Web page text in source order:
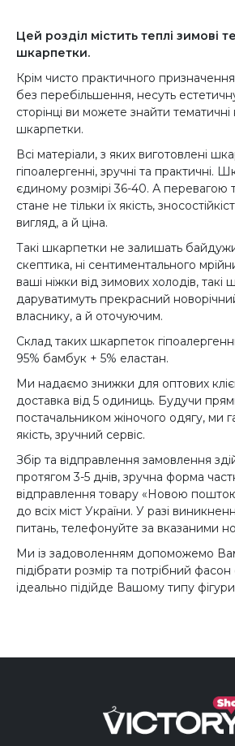
Цей розділ містить теплі зимові
шкарпетки.
Крім чисто практичного
без перебільшення, несуть
сторінці ви можете знайти тематичні
шкарпетки.
Всі матеріали, з яких виготовлені
гіпоалергенні, зручні та практичні.
єдиному розмірі 36-40. А перевагою
стане не тільки їх якість,
вигляд, а й ціна.
Такі шкарпетки не залишать
скептика, ні сентиментального
ваші ніжки від зимових холодів,
даруватимуть прекрасний
власнику, а й оточуючим.
Склад таких шкарпеток
95% бамбук + 5% еластан.
Ми надаємо знижки для оптових
доставка від 5 одиниць. Будучи
постачальником жіночого одягу, ми
якість, зручний сервіс.
Збір та відправлення замовлення
протягом 3-5 днів, зручна форма
відправлення товару «Новою
до всіх міст України. У разі
питань, телефонуйте за вказаними
Ми із задоволенням допоможемо
підібрати розмір та потрібний фасон
ідеально підійде Вашому типу